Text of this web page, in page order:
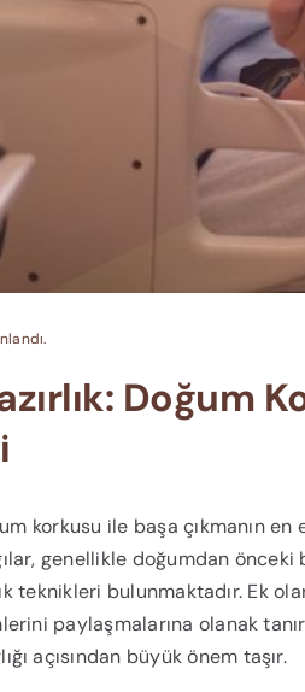
Doğum
korkusu ile başa çıkmanın
genellikle doğumdan
teknikleri bulunmaktadır. Ek
paylaşmalarına olanak
açısından büyük önem taşır.